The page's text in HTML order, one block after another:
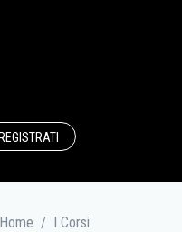
Home / I Corsi